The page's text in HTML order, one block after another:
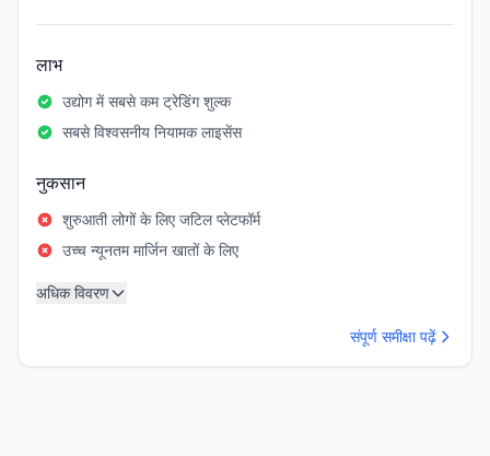
लाभ
उद्योग में सबसे कम ट्रेडिंग शुल्क
सबसे विश्वसनीय नियामक लाइसेंस
नुकसान
शुरुआती लोगों के लिए जटिल प्लेटफॉर्म
उच्च न्यूनतम मार्जिन खातों के लिए
अधिक विवरण
संपूर्ण समीक्षा पढ़ें